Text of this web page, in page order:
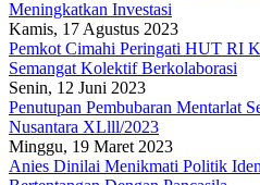
Meningkatkan Investasi
Kamis, 17 Agustus 2023
Pemkot Cimahi Peringati HUT RI
Semangat Kolektif Berkolaborasi
Senin, 12 Juni 2023
Penutupan Pembubaran Mentarlat
Nusantara XLlll/2023
Minggu, 19 Maret 2023
Anies Dinilai Menikmati Politik